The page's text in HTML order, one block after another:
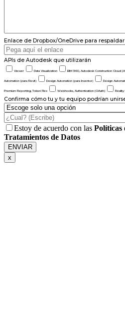
Enlace de Dropbox/OneDrive para
APIs de Autodesk que utilizarán
Viewer Data Visualization BIM 360, Autodesk Construction Cloud
Automation (para Revit) Design Automation (para Inventor) Design
Premium Reporting, Token Flex Webhooks, Authentication (OAuth) Reality
Confirma cómo tu y tu equipo podrían
Estoy de acuerdo con las Políticas
Tratamientos de Datos
x